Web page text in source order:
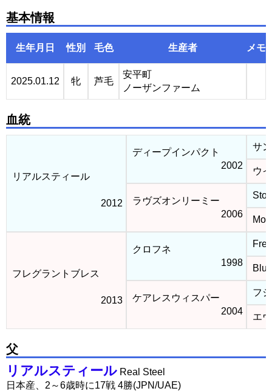
基本情報
生年月日 性別 毛色 生産者 メモ
2025.01.12 牝 芦毛
安平町
ノーザンファーム
血統
リアルスティール
2012
ディープインパクト
2002
サ
ウ
ラヴズオンリーミー
2006
フレグラントブレス
2013
クロフネ
1998
ケアレスウィスパー
2004
フ
エ
父
リアルスティール Real Steel
日本産、2～6歳時に17戦 4勝(JPN/UAE)